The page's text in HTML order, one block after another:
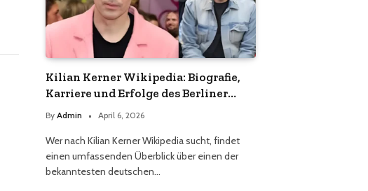
Kilian Kerner Wikipedia: Biografie,
Karriere und Erfolge des Berliner
Modedesigners
By Admin April 6, 2026
Wer nach Kilian Kerner Wikipedia sucht, findet
einen umfassenden Überblick über einen der
bekanntesten deutschen…